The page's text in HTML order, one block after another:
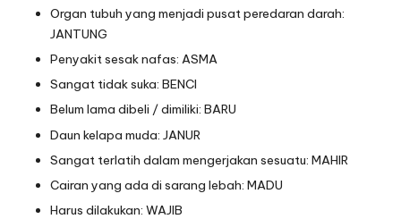
Organ tubuh yang menjadi pusat peredaran darah:
JANTUNG
Penyakit sesak nafas: ASMA
Sangat tidak suka: BENCI
Belum lama dibeli / dimiliki: BARU
Daun kelapa muda: JANUR
Sangat terlatih dalam mengerjakan sesuatu: MAHIR
Cairan yang ada di sarang lebah: MADU
Harus dilakukan: WAJIB